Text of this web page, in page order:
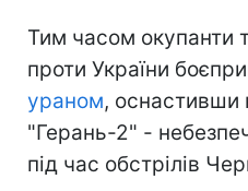
Тим часом окупанти
проти України
ураном, оснастивши
"Герань-2" -
під час обстрілів